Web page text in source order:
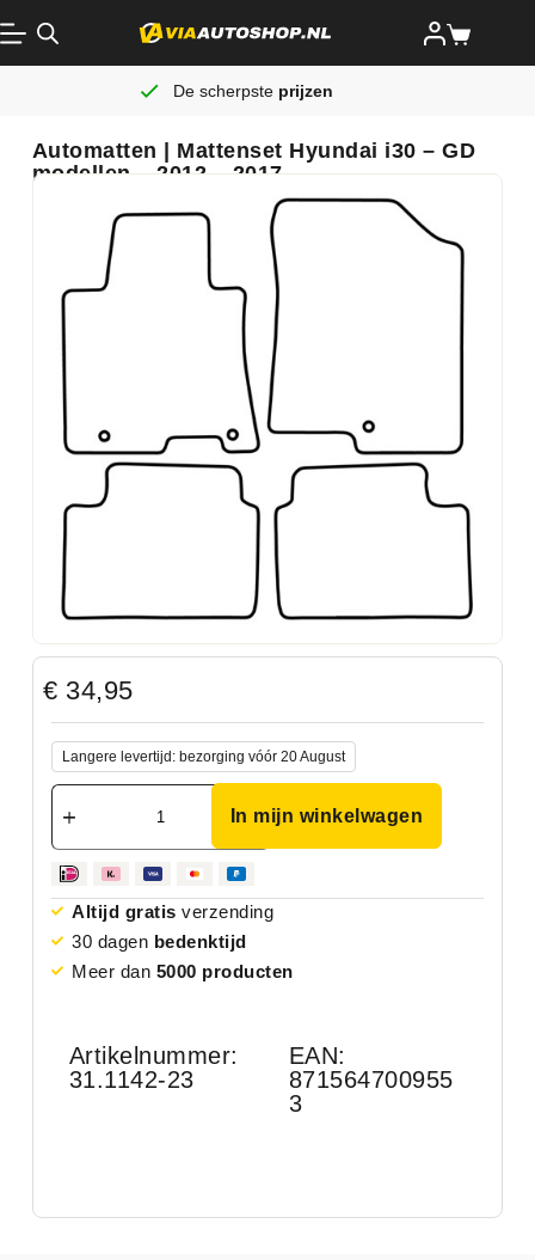
De scherpste prijzen
Automatten | Mattenset Hyundai i30 – GD
modellen – 2012 – 2017
€ 34,95
Langere levertijd: bezorging vóór 20 August
In mijn winkelwagen
Altijd gratis verzending
30 dagen bedenktijd
Meer dan 5000 producten
Artikelnummer:
31.1142-23
EAN:
871564700955
3